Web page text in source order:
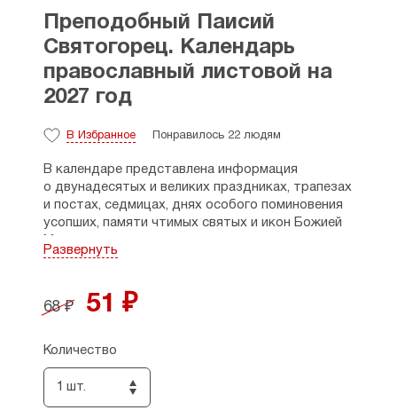
Преподобный Паисий
Святогорец. Календарь
православный листовой на
2027 год
В Избранное Понравилось 22 людям
В календаре представлена информация
о двунадесятых и великих праздниках, трапезах
и постах, седмицах, днях особого поминовения
усопших, памяти чтимых святых и икон Божией
Развернуть
68 ₽ 51 ₽
Количество
1 шт.